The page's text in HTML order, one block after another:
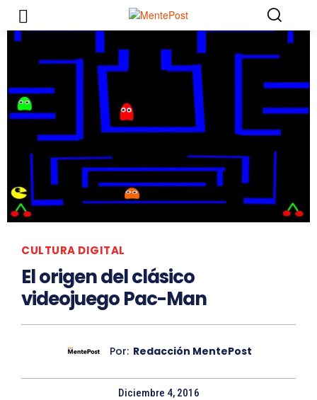
CULTURA DIGITAL
El origen del clásico
videojuego Pac-Man
Por: Redacción MentePost
Diciembre 4, 2016